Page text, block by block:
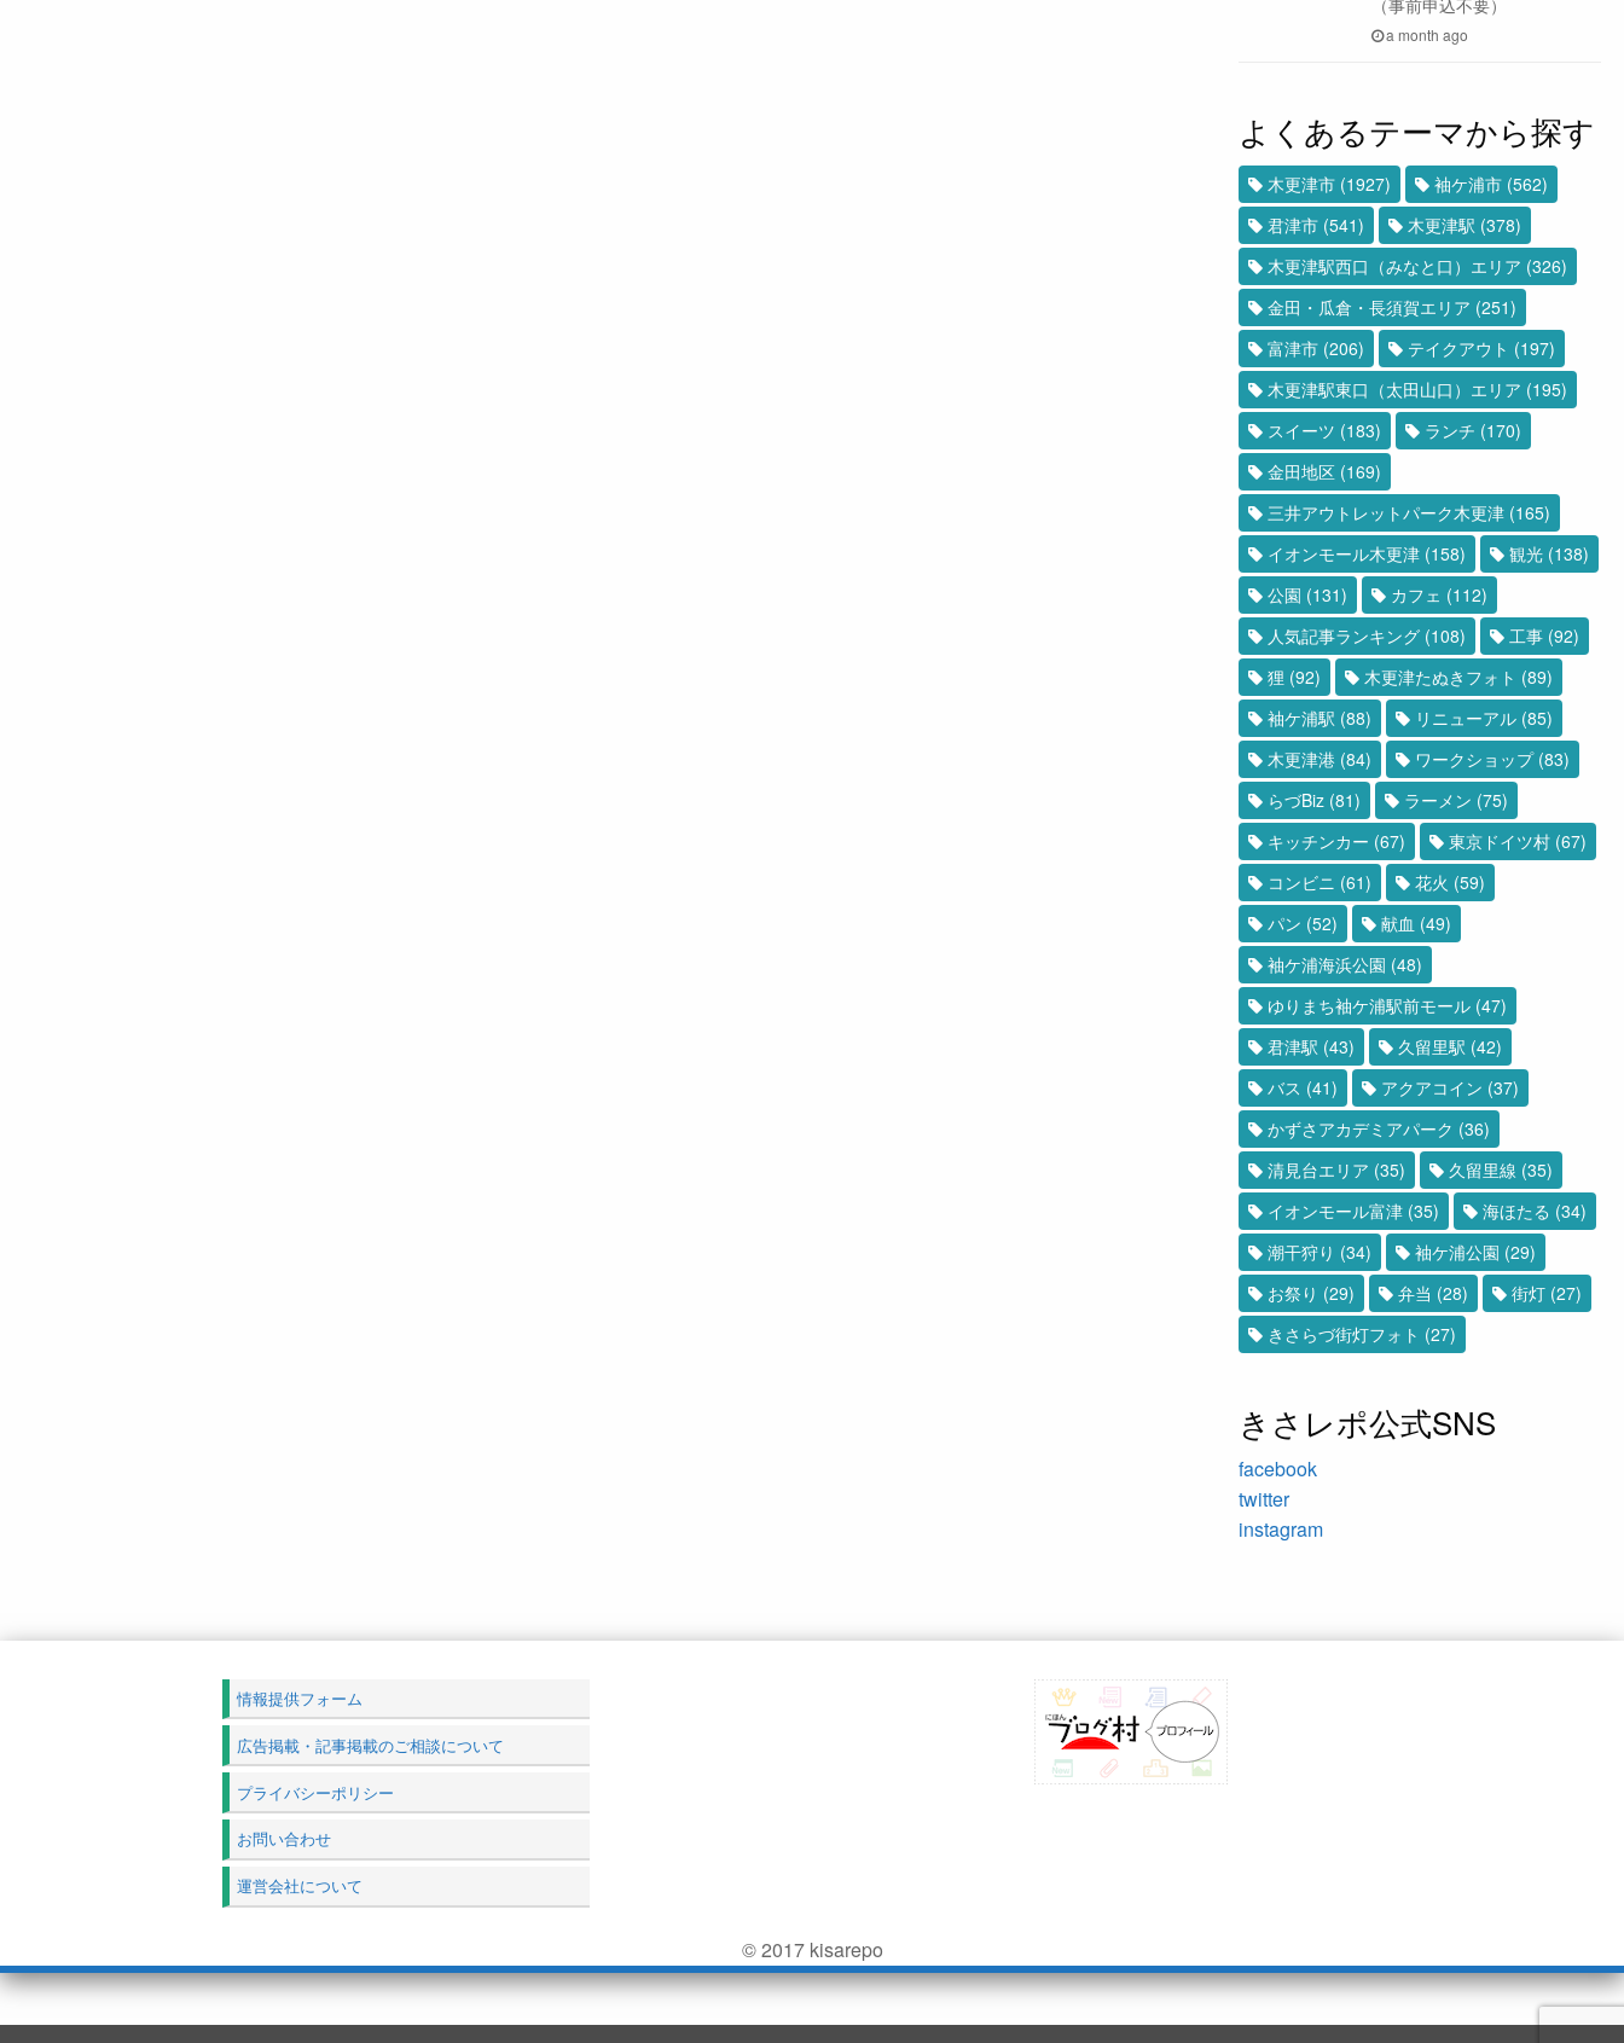
（事前申込不要）
a month ago
よくあるテーマから探す
木更津市(1927) 袖ケ浦市(562)
君津市(541) 木更津駅 (378)
木更津駅西口（みなと口）エリア (326)
金田・瓜倉・長須賀エリア (251)
富津市(206) テイクアウト (197)
木更津駅東口（太田山口）エリア (195)
スイーツ (183) ランチ (170)
金田地区(169)
三井アウトレットパーク木更津(165)
イオンモール木更津(158) 観光(138)
公園 (131) カフェ (112)
人気記事ランキング(108) 工事(92)
狸 (92) 木更津たぬきフォト (89)
袖ケ浦駅 (88) リニューアル(85)
木更津港(84) ワークショップ(83)
らづBiz(81) ラーメン (75)
キッチンカー (67) 東京ドイツ村(67)
コンビニ (61) 花火 (59)
パン (52) 献血 (49)
袖ケ浦海浜公園 (48)
ゆりまち袖ケ浦駅前モール(47)
君津駅 (43) 久留里駅 (42)
バス (41) アクアコイン (37)
かずさアカデミアパーク (36)
清見台エリア (35) 久留里線 (35)
イオンモール富津(35) 海ほたる (34)
潮干狩り (34) 袖ケ浦公園 (29)
お祭り (29) 弁当 (28) 街灯(27)
きさらづ街灯フォト (27)
きさレポ公式SNS
facebook
twitter
instagram
情報提供フォーム
広告掲載・記事掲載のご相談について
プライバシーポリシー
お問い合わせ
運営会社について
© 2017 kisarepo